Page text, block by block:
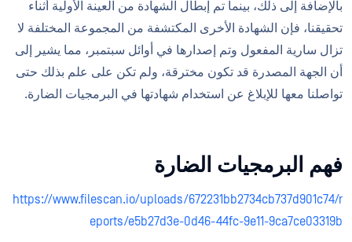
بالإضافة إلى ذلك، بينما تم إبطال الشهادة من العينة الأولية أثناء
تحقيقنا، فإن الشهادة الأخرى المكتشفة من المجموعة المختلفة لا
تزال سارية المفعول وتم إصدارها في أوائل سبتمبر، مما يشير إلى
أن الجهة المصدرة قد تكون مخترقة، ولم تكن على علم بذلك حتى
تواصلنا معها للإبلاغ عن استخدام شهادتها في البرمجيات الضارة.
فهم البرمجيات الضارة
https://www.filescan.io/uploads/672231bb2734cb737d901c74/r
eports/e5b27d3e-0d46-44fc-9e11-9ca7ce03319b